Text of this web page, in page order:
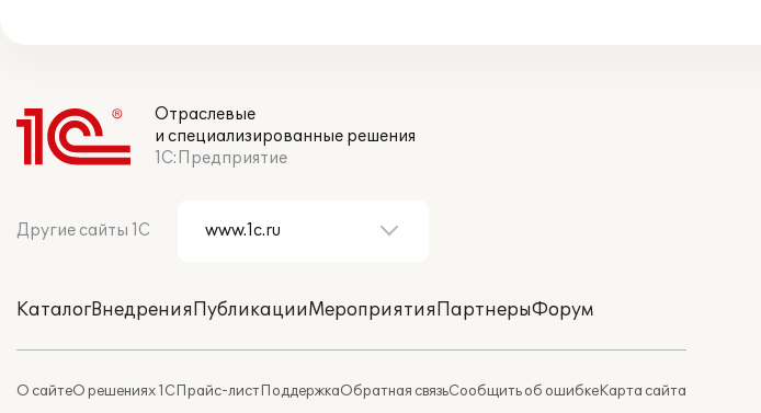
Отраслевые
и специализированные решения
1С:Предприятие
Другие сайты 1С
КаталогВнедренияПубликацииМероприятияПартнерыФорум
О сайтеО решениях 1СПрайс-листПоддержкаОбратная связьСообщить об ошибкеКарта сайта